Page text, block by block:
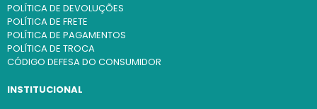
POLÍTICA DE DEVOLUÇÕES
POLÍTICA DE FRETE
POLÍTICA DE PAGAMENTOS
POLÍTICA DE TROCA
CÓDIGO DEFESA DO CONSUMIDOR
INSTITUCIONAL